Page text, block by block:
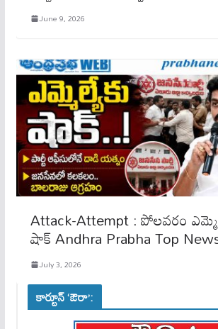
June 9, 2026
Attack-Attempt : పోలవరం
షాక్​ Andhra Prabha Top
July 3, 2026
కార్టూన్ ‘ఔరా’: